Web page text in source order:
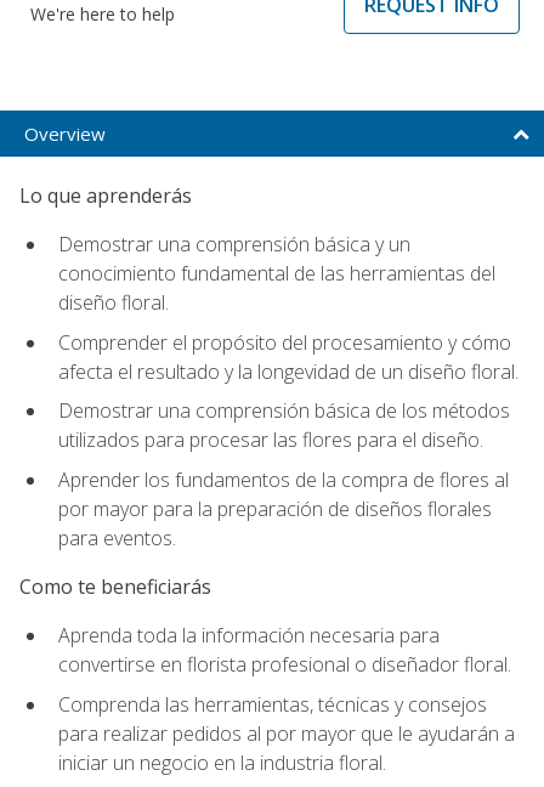
We're here to help
Overview
Lo que aprenderás
Demostrar una comprensión básica y un
conocimiento fundamental de las herramientas del
diseño floral.
Comprender el propósito del procesamiento y cómo
afecta el resultado y la longevidad de un diseño floral.
Demostrar una comprensión básica de los métodos
utilizados para procesar las flores para el diseño.
Aprender los fundamentos de la compra de flores al
por mayor para la preparación de diseños florales
para eventos.
Como te beneficiarás
Aprenda toda la información necesaria para
convertirse en florista profesional o diseñador floral.
Comprenda las herramientas, técnicas y consejos
para realizar pedidos al por mayor que le ayudarán a
iniciar un negocio en la industria floral.